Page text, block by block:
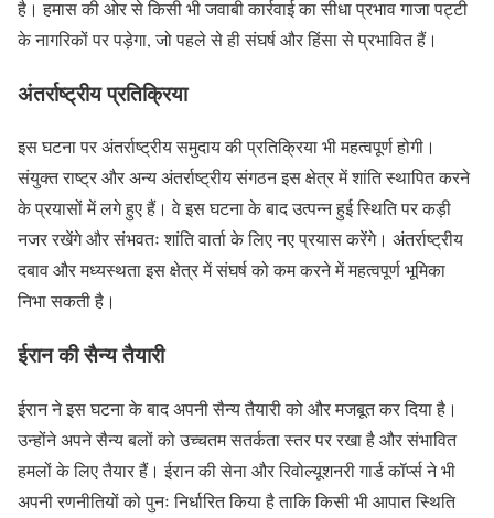
है। हमास की ओर से किसी भी जवाबी कार्रवाई का सीधा प्रभाव गाजा पट्टी
के नागरिकों पर पड़ेगा, जो पहले से ही संघर्ष और हिंसा से प्रभावित हैं।
अंतर्राष्ट्रीय प्रतिक्रिया
इस घटना पर अंतर्राष्ट्रीय समुदाय की प्रतिक्रिया भी महत्वपूर्ण होगी।
संयुक्त राष्ट्र और अन्य अंतर्राष्ट्रीय संगठन इस क्षेत्र में शांति स्थापित करने
के प्रयासों में लगे हुए हैं। वे इस घटना के बाद उत्पन्न हुई स्थिति पर कड़ी
नजर रखेंगे और संभवतः शांति वार्ता के लिए नए प्रयास करेंगे। अंतर्राष्ट्रीय
दबाव और मध्यस्थता इस क्षेत्र में संघर्ष को कम करने में महत्वपूर्ण भूमिका
निभा सकती है।
ईरान की सैन्य तैयारी
ईरान ने इस घटना के बाद अपनी सैन्य तैयारी को और मजबूत कर दिया है।
उन्होंने अपने सैन्य बलों को उच्चतम सतर्कता स्तर पर रखा है और संभावित
हमलों के लिए तैयार हैं। ईरान की सेना और रिवोल्यूशनरी गार्ड कॉर्प्स ने भी
अपनी रणनीतियों को पुनः निर्धारित किया है ताकि किसी भी आपात स्थिति